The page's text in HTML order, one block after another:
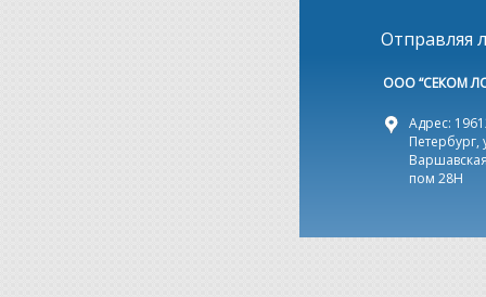
Отправляя
ООО “СЕКОМ
Адрес:
Петербург,
пом 28Н